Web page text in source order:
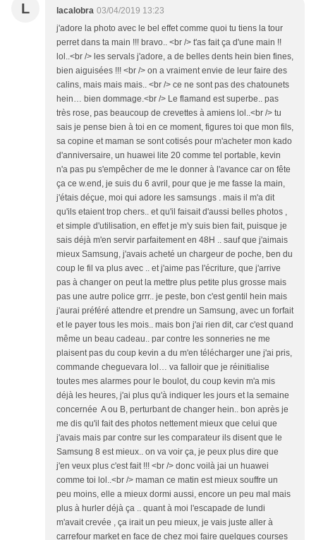
L lacalobra 03/04/2019 13:23
j'adore la photo avec le bel effet comme quoi tu tiens la tour
perret dans ta main !!! bravo.. <br /> t'as fait ça d'une main !!
lol..<br /> les servals j'adore, a de belles dents hein bien fines,
bien aiguisées !!! <br /> on a vraiment envie de leur faire des
calins, mais mais mais.. <br /> ce ne sont pas des chatounets
hein… bien dommage.<br /> Le flamand est superbe.. pas
très rose, pas beaucoup de crevettes à amiens lol..<br /> tu
sais je pense bien à toi en ce moment, figures toi que mon fils,
sa copine et maman se sont cotisés pour m'acheter mon kado
d'anniversaire, un huawei lite 20 comme tel portable, kevin
n'a pas pu s'empêcher de me le donner à l'avance car on fête
ça ce w.end, je suis du 6 avril, pour que je me fasse la main,
j'étais déçue, moi qui adore les samsungs . mais il m'a dit
qu'ils etaient trop chers.. et qu'il faisait d'aussi belles photos ,
et simple d'utilisation, en effet je m'y suis bien fait, puisque je
sais déjà m'en servir parfaitement en 48H .. sauf que j'aimais
mieux Samsung, j'avais acheté un chargeur de poche, ben du
coup le fil va plus avec .. et j'aime pas l'écriture, que j'arrive
pas à changer on peut la mettre plus petite plus grosse mais
pas une autre police grrr.. je peste, bon c'est gentil hein mais
j'aurai préféré attendre et prendre un Samsung, avec un forfait
et le payer tous les mois.. mais bon j'ai rien dit, car c'est quand
même un beau cadeau.. par contre les sonneries ne me
plaisent pas du coup kevin a du m'en télécharger une j'ai pris,
commande cheguevara lol… va falloir que je réinitialise
toutes mes alarmes pour le boulot, du coup kevin m'a mis
déjà les heures, j'ai plus qu'à indiquer les jours et la semaine
concernée A ou B, perturbant de changer hein.. bon après je
me dis qu'il fait des photos nettement mieux que celui que
j'avais mais par contre sur les comparateur ils disent que le
Samsung 8 est mieux.. on va voir ça, je peux plus dire que
j'en veux plus c'est fait !!! <br /> donc voilà jai un huawei
comme toi lol..<br /> maman ce matin est mieux souffre un
peu moins, elle a mieux dormi aussi, encore un peu mal mais
plus à hurler déjà ça .. quant à moi l'escapade de lundi
m'avait crevée , ça irait un peu mieux, je vais juste aller à
carrefour market en face de chez moi faire quelques courses